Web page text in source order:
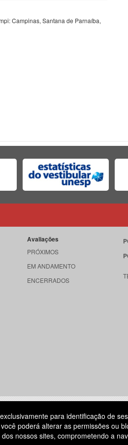
Campinas, Santana de Parnaíba,
Avaliações
PRÓXIMOS
EM ANDAMENTO
ENCERRADOS
AO CANDIDATO
11 3874-6300
para identificação de
poderá alterar as permissões ou
nossos sites, comprometendo a